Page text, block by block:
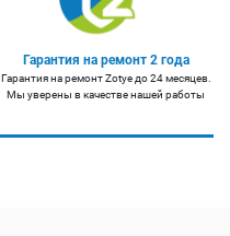
Гарантия на ремонт 2 года
Гарантия на ремонт Zotye до 24 месяцев.
Мы уверены в качестве нашей работы